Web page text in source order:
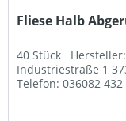
Fliese Halb
40 Stück
Industriestraße 1
Telefon: 036082